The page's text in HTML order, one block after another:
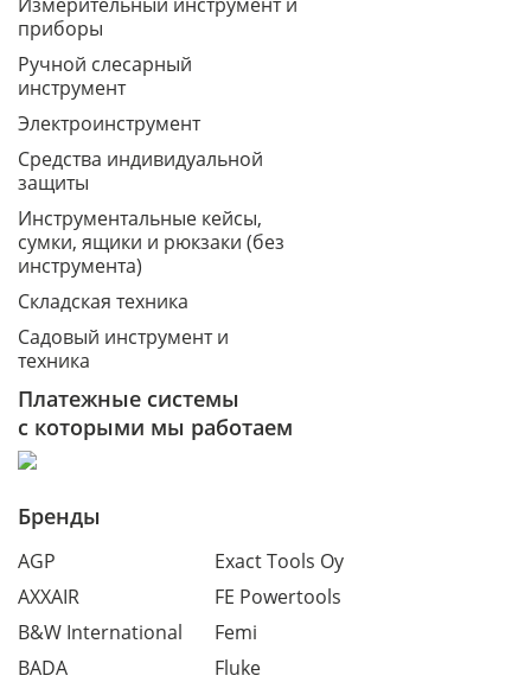
приборы
Ручной слесарный
инструмент
Электроинструмент
Средства индивидуальной
защиты
Инструментальные кейсы,
сумки, ящики и рюкзаки (без
инструмента)
Складская техника
Садовый инструмент и
техника
Платежные системы
с которыми мы работаем
Бренды
AGP
AXXAIR
B&W International
BADA
Exact Tools Oy
FE Powertools
Femi
Fluke